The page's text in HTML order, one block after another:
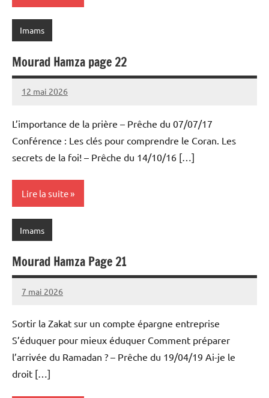
Imams
Mourad Hamza page 22
12 mai 2026
prieres
L’importance de la prière – Prêche du 07/07/17
Conférence : Les clés pour comprendre le Coran. Les
secrets de la foi! – Prêche du 14/10/16 […]
Lire la suite
Imams
Mourad Hamza Page 21
7 mai 2026
prieres
Sortir la Zakat sur un compte épargne entreprise
S’éduquer pour mieux éduquer Comment préparer
l’arrivée du Ramadan ? – Prêche du 19/04/19 Ai-je le
droit […]